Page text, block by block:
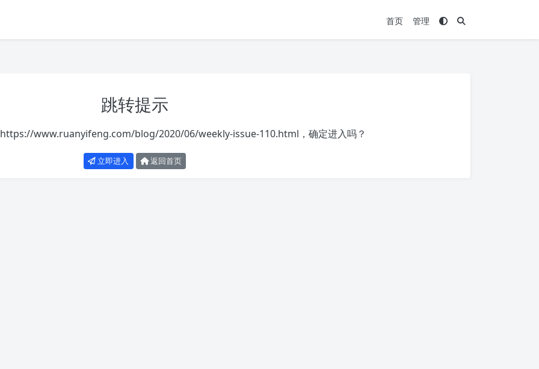
首页 管理
跳转提示
https://www.ruanyifeng.com/blog/2020/06/weekly-issue-110.html ，确定进入吗？
立即进入 返回首页